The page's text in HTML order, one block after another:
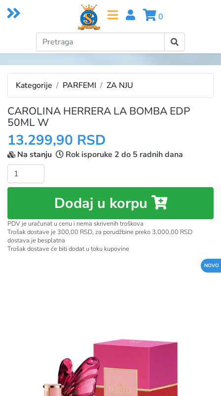
0
Kategorije PARFEMI ZA NJU
CAROLINA HERRERA LA BOMBA EDP
50ML W
13.299,90 RSD
Na stanju
Rok isporuke 2 do 5 radnih dana
Dodaj u korpu
PDV je uračunat u cenu i nema skrivenih troškova
Trošak dostave je 300,00 RSD, za porudžbine preko 3.000,00 RSD
dostava je besplatna
Trošak dostave će biti dodat u toku kupovine
NOVO